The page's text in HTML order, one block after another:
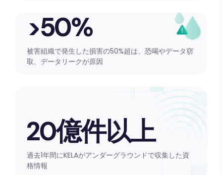
>50%
被害組織で発生した損害の50%超は、恐喝やデータ窃
取、データリークが原因
20億件以上
過去1年間にKELAがアンダーグラウンドで収集した資
格情報